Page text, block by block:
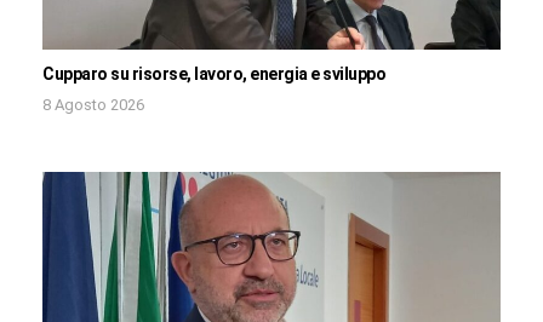
Cupparo su risorse, lavoro, energia e sviluppo
8 Agosto 2026